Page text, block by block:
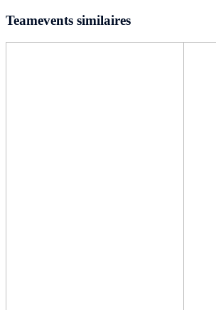
Teamevents similaires